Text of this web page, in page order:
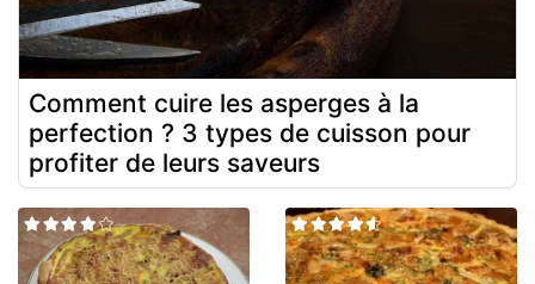
Comment cuire les asperges à la
perfection ? 3 types de cuisson pour
profiter de leurs saveurs